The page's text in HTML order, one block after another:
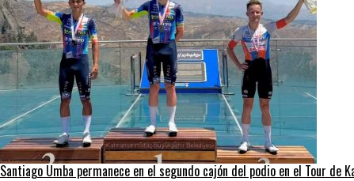
Santiago Umba permanece en el segundo cajón del podio en el Tour de